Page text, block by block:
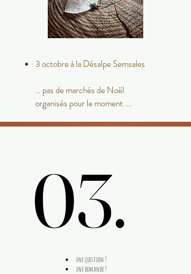
3 octobre à la Désalpe Semsales
... pas de marchés de Noël
organisés pour le moment ....
03.
03.
une question ?
une demande ?